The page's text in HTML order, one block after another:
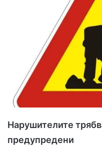
X a
Нарушителите
предупредени